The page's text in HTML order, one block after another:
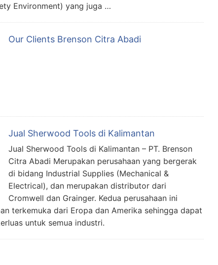
Environment) yang juga …
Our Clients Brenson Citra Abadi
Jual Sherwood Tools di Kalimantan
Jual Sherwood Tools di Kalimantan – PT. Brenson
Citra Abadi Merupakan perusahaan yang bergerak
di bidang Industrial Supplies (Mechanical &
Electrical), dan merupakan distributor dari
Cromwell dan Grainger. Kedua perusahaan ini
terkemuka dari Eropa dan Amerika sehingga dapat
untuk semua industri.